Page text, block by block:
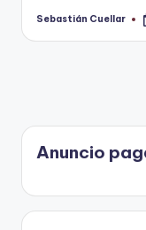
Publicado
Sebastián Cuellar
de
entradas
Anuncio